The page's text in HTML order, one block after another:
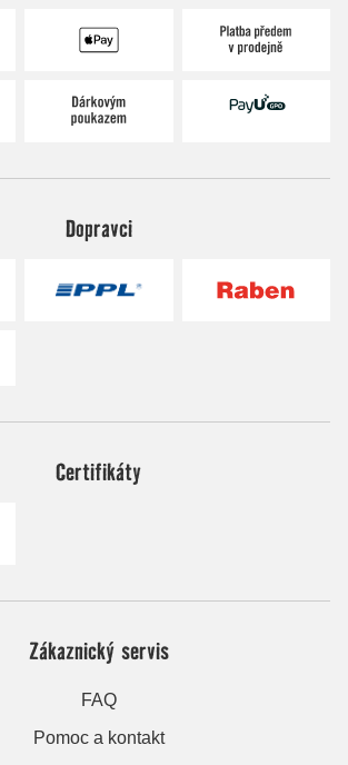
Dopravci
Certifikáty
Zákaznický servis
FAQ
Pomoc a kontakt